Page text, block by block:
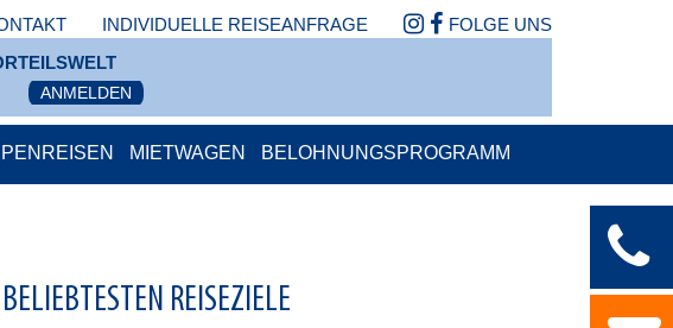
FOLGE UNS
INDIVIDUELLE REISEANFRAGE
ANMELDEN
MIETWAGEN BELOHNUNGSPROGRAMM
REISEZIELE